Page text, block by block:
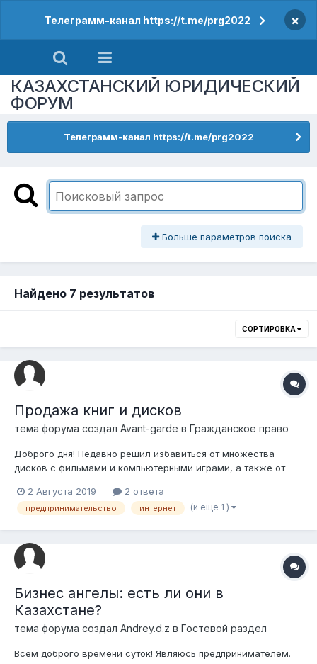
Телеграмм-канал https://t.me/prg2022 ×
КАЗАХСТАНСКИЙ ЮРИДИЧЕСКИЙ
ФОРУМ
Телеграмм-канал https://t.me/prg2022
Больше параметров поиска
Найдено 7 результатов
СОРТИРОВКА
Продажа книг и дисков
тема форума создал Avant-garde в Гражданское право
Доброго дня! Недавно решил избавиться от множества
дисков с фильмами и компьютерными играми, а также от
OLX. Однако, поскольку дисков и книг довольно много, у
меня возник вопрос о законности этого действия без
2 Августа 2019 2 ответа
предпринимательство интернет (и еще 1 )
Бизнес ангелы: есть ли они в
Казахстане?
тема форума создал Andrey.d.z в Гостевой раздел
Всем доброго времени суток! Являюсь предпринимателем.